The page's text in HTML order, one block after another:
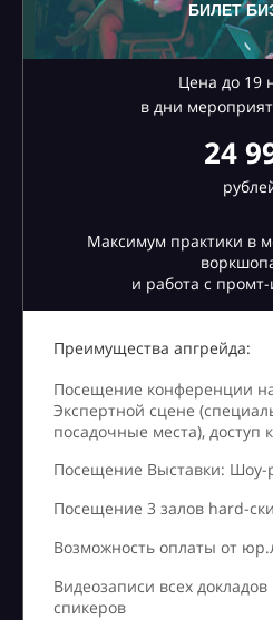
БИЛЕТ
Цена до 19
в дни
24
Максимум практики в
и работа с
Преимущества апгрейда:
Посещение конференции
Экспертной сцене
посадочные места), доступ
Посещение Выставки: Шоу-
Посещение 3 залов hard-
Возможность оплаты от
Видеозаписи всех
спикеров